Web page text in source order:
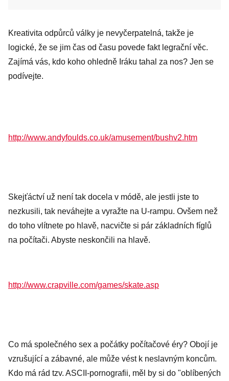
Kreativita odpůrců války je nevyčerpatelná, takže je
logické, že se jim čas od času povede fakt legrační věc.
Zajímá vás, kdo koho ohledně Iráku tahal za nos? Jen se
podívejte.
http://www.andyfoulds.co.uk/amusement/bushv2.htm
Skejťáctví už není tak docela v módě, ale jestli jste to
nezkusili, tak neváhejte a vyražte na U-rampu. Ovšem než
do toho vlítnete po hlavě, nacvičte si pár základních fíglů
na počítači. Abyste neskončili na hlavě.
http://www.crapville.com/games/skate.asp
Co má společného sex a počátky počítačové éry? Obojí je
vzrušující a zábavné, ale může vést k neslavným koncům.
Kdo má rád tzv. ASCII-pornografii, měl by si do "oblíbených